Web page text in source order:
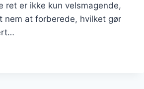
ret er ikke kun velsmagende,
nem at forberede, hvilket gør